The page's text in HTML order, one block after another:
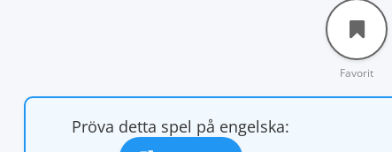
Favorit
Pröva detta spel på engelska: